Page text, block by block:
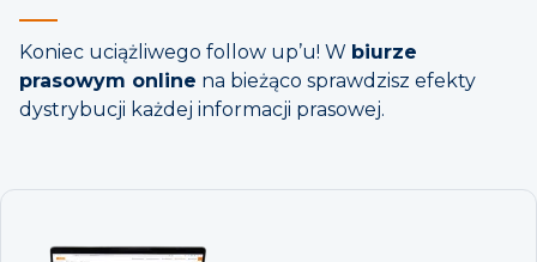
Koniec uciążliwego follow up’u! W biurze
prasowym online na bieżąco sprawdzisz efekty
dystrybucji każdej informacji prasowej.